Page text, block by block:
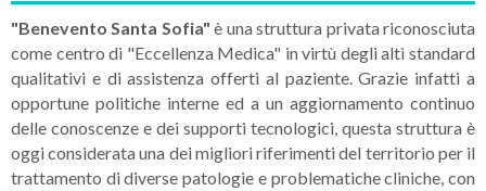
"Benevento Santa Sofia" è una struttura privatariconosciuta
come centro di "Eccellenza Medica" in virtù degli alti standard
qualitativi e di assistenza offerti al paziente. Grazie infatti a
opportune politiche interne ed a un aggiornamento continuo
delle conoscenze e dei supporti tecnologici, questa struttura è
oggi considerata una dei migliori riferimenti del territorio per il
trattamento di diverse patologie e problematiche cliniche, con